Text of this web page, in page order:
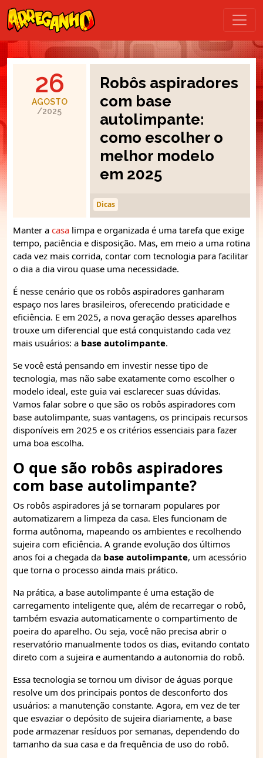
26
AGOSTO
/2025
Robôs aspiradores
com base
autolimpante:
como escolher o
melhor modelo
em 2025
Dicas
Manter a casa limpa e organizada é uma tarefa que exige
tempo, paciência e disposição. Mas, em meio a uma rotina
cada vez mais corrida, contar com tecnologia para facilitar
o dia a dia virou quase uma necessidade.
É nesse cenário que os robôs aspiradores ganharam
espaço nos lares brasileiros, oferecendo praticidade e
eficiência. E em 2025, a nova geração desses aparelhos
trouxe um diferencial que está conquistando cada vez
mais usuários: a base autolimpante.
Se você está pensando em investir nesse tipo de
tecnologia, mas não sabe exatamente como escolher o
modelo ideal, este guia vai esclarecer suas dúvidas.
Vamos falar sobre o que são os robôs aspiradores com
base autolimpante, suas vantagens, os principais recursos
disponíveis em 2025 e os critérios essenciais para fazer
uma boa escolha.
O que são robôs aspiradores
com base autolimpante?
Os robôs aspiradores já se tornaram populares por
automatizarem a limpeza da casa. Eles funcionam de
forma autônoma, mapeando os ambientes e recolhendo
sujeira com eficiência. A grande evolução dos últimos
anos foi a chegada da base autolimpante, um acessório
que torna o processo ainda mais prático.
Na prática, a base autolimpante é uma estação de
carregamento inteligente que, além de recarregar o robô,
também esvazia automaticamente o compartimento de
poeira do aparelho. Ou seja, você não precisa abrir o
reservatório manualmente todos os dias, evitando contato
direto com a sujeira e aumentando a autonomia do robô.
Essa tecnologia se tornou um divisor de águas porque
resolve um dos principais pontos de desconforto dos
usuários: a manutenção constante. Agora, em vez de ter
que esvaziar o depósito de sujeira diariamente, a base
pode armazenar resíduos por semanas, dependendo do
tamanho da sua casa e da frequência de uso do robô.